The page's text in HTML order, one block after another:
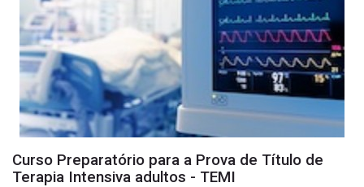
Curso Preparatório para a Prova de Título de
Terapia Intensiva adultos - TEMI